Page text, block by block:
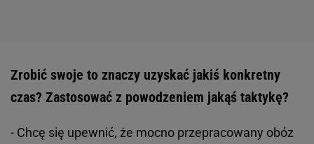
Zrobić swoje to znaczy uzyskać jakiś konkretny
czas? Zastosować z powodzeniem jakąś taktykę?
- Chcę się upewnić, że mocno przepracowany obóz